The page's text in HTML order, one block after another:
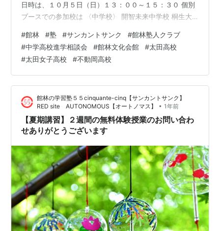
日時は、１０月５日（日）１３：００～１５：３０ 個別
ブースでの参加校は 〈中学校〉 開智未来中学校 桐生大
國學院大学栃木中学校 佐野日本大学中等教育学校 昌平中
学校 （白鴎大学足利中学校） ※五十音順 〈公立高校〉 足
利高校 県立太田高校 太田市立太田高校 太田女子高校 太
田東高校 国立群馬高専 館林高校 館林商工高校 館林女子
高校 西邑楽高校 羽生第一高校 不動岡高校 ※五十音順
〈私…
#館林 #塾 #サンカントサンク #館林塾人クラブ
#中学高校進学相談会 #館林文化会館 #太田高校
#太田女子高校 #不動岡高校
館林の学習塾５５cinquante-cinq【サンカントサンク】
RED site AUTONOMOUS【オートノマス】
• 1年前
【夏期講習】２週間の無料体験授業のお問い合わ
せありがとうございます